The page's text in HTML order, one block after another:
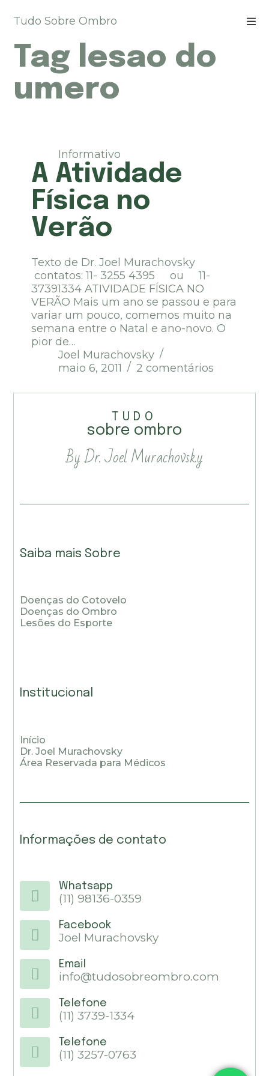
u
a
a
Tudo Sobre Ombro
Tag lesao do
umero
Informativo
A Atividade
Física no
Verão
Texto de Dr. Joel Murachovsky
contatos: 11- 3255 4395 ou 11-
37391334 ATIVIDADE FÍSICA NO
VERÃO Mais um ano se passou e para
variar um pouco, comemos muito na
semana entre o Natal e ano-novo. O
pior de…
Joel Murachovsky
maio 6, 2011
2 comentários
TUDO
sobre ombro
By Dr. Joel Murachovsky
Saiba mais Sobre
Doenças do Cotovelo
Doenças do Ombro
Lesões do Esporte
Institucional
Início
Dr. Joel Murachovsky
Área Reservada para Médicos
Informações de contato
Whatsapp
(11) 98136-0359
Facebook
Joel Murachovsky
Email
info@tudosobreombro.com
Telefone
(11) 3739-1334
Telefone
(11) 3257-0763